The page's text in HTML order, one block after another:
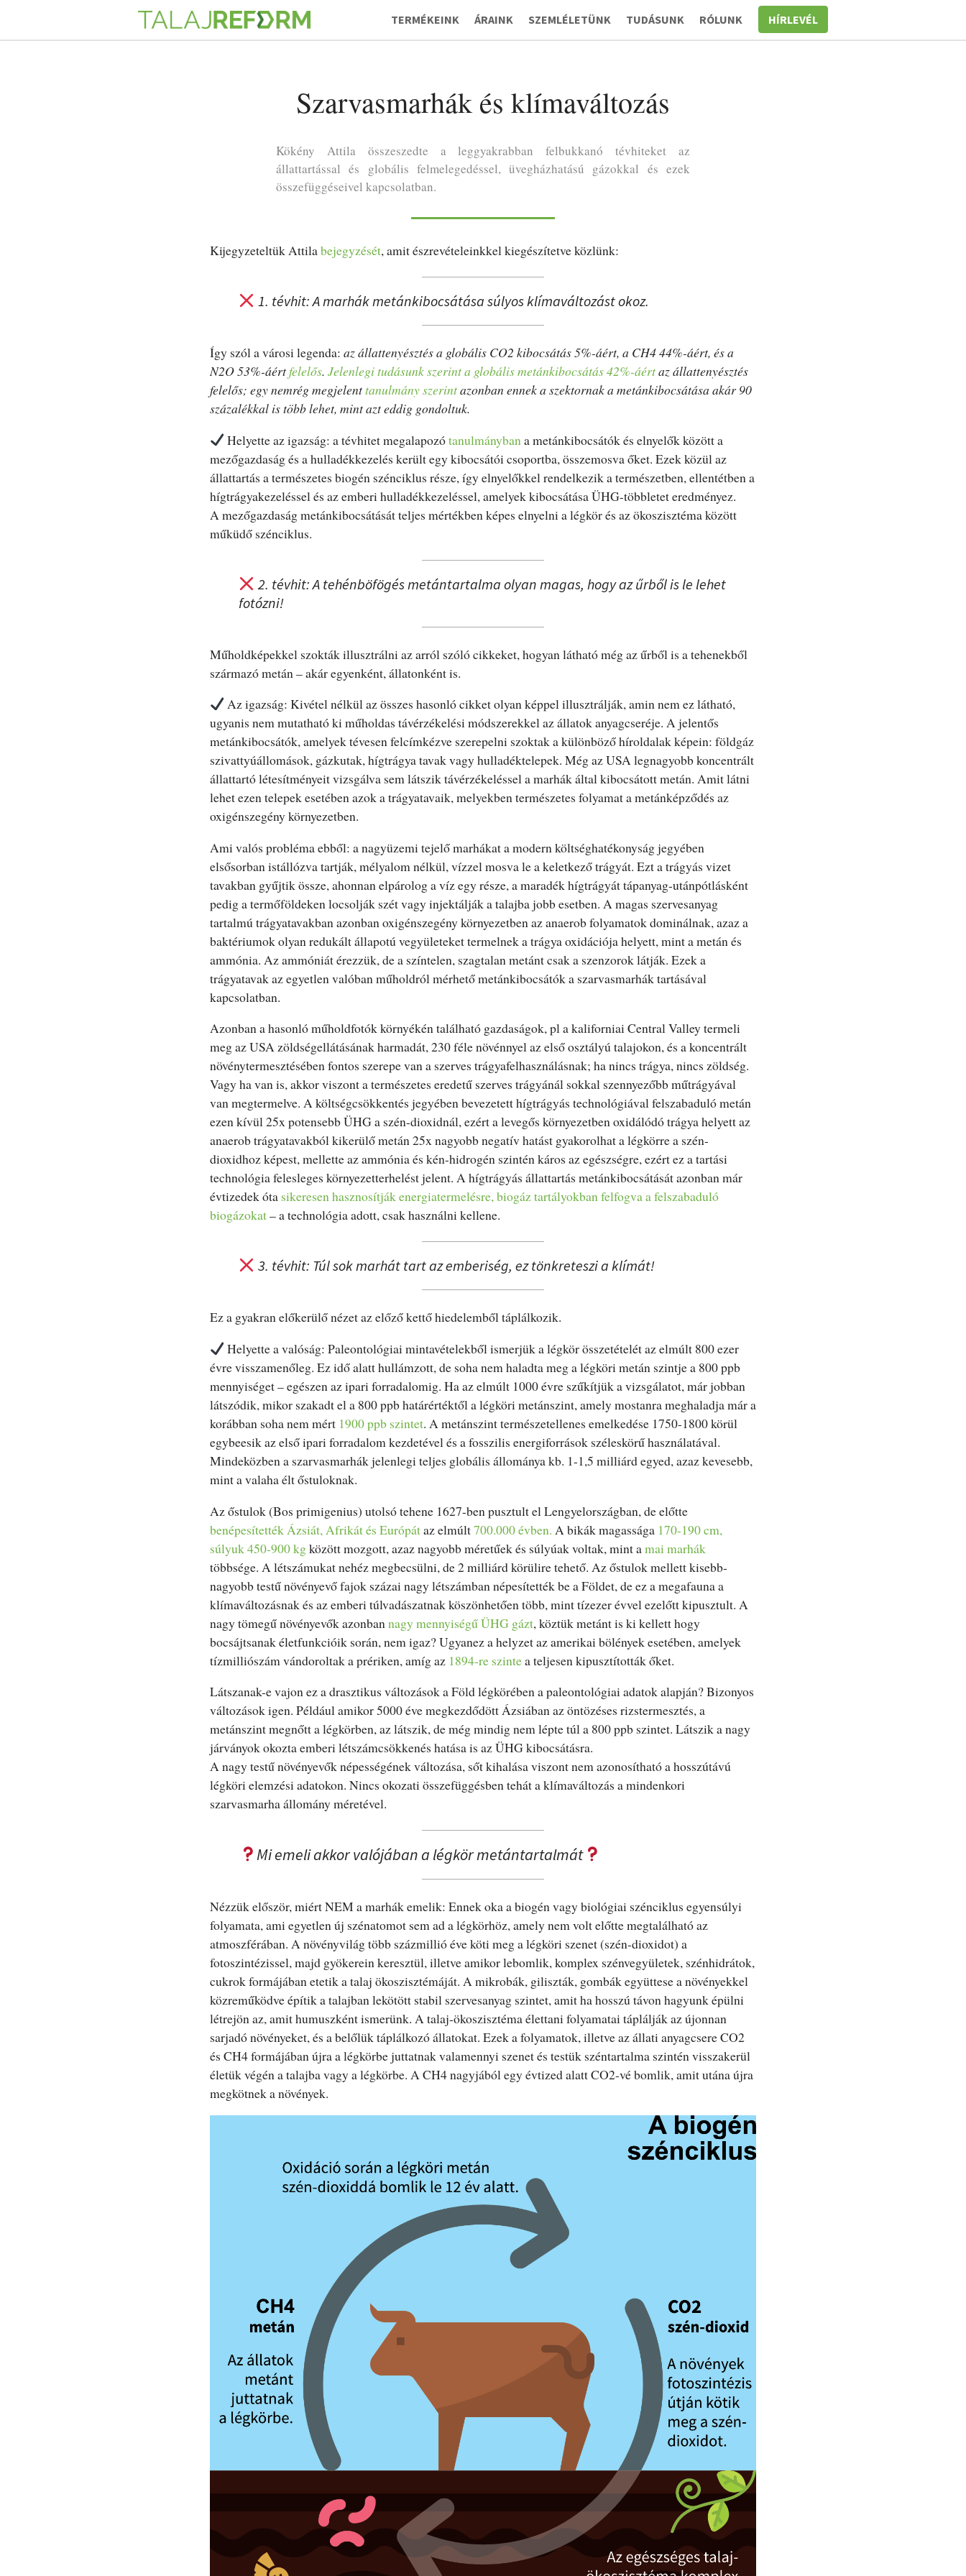
TERMÉKEINK
ÁRAINK SZEMLÉLETÜNK TUDÁSUNK RÓLUNK HÍRLEVÉL
Szarvasmarhák és klímaváltozás
Kökény Attila összeszedte a leggyakrabban felbukkanó tévhiteket az
állattartással és globális felmelegedéssel, üvegházhatású gázokkal és ezek
összefüggéseivel kapcsolatban.
Kijegyzeteltük Attilabejegyzését, amit észrevételeinkkel kiegészítetve közlünk:
1. tévhit: A marhák metánkibocsátása súlyos klímaváltozást okoz.
Így szól a városi legenda: az állattenyésztés a globális CO2 kibocsátás 5%-áért, a CH4 44%-áért, és a
N2O 53%-áértfelelős. Jelenlegi tudásunk szerint a globális metánkibocsátás 42%-áértaz állattenyésztés
felelős; egy nemrég megjelenttanulmány szerintazonban ennek a szektornak a metánkibocsátása akár 90
százalékkal is több lehet, mint azt eddig gondoltuk.
Helyette az igazság: a tévhitet megalapozótanulmányban a metánkibocsátók és elnyelők között a
mezőgazdaság és a hulladékkezelés került egy kibocsátói csoportba, összemosva őket. Ezek közül az
állattartás a természetes biogén szénciklus része, így elnyelőkkel rendelkezik a természetben, ellentétben a
hígtrágyakezeléssel és az emberi hulladékkezeléssel, amelyek kibocsátása ÜHG-többletet eredményez.
A mezőgazdaság metánkibocsátását teljes mértékben képes elnyelni a légkör és az ökoszisztéma között
műküdő szénciklus.
2. tévhit: A tehénböfögés metántartalma olyan magas, hogy az űrből is le lehet
fotózni!
Műholdképekkel szokták illusztrálni az arról szóló cikkeket, hogyan látható még az űrből is a tehenekből
származó metán – akár egyenként, állatonként is.
Az igazság: Kivétel nélkül az összes hasonló cikket olyan képpel illusztrálják, amin nem ez látható,
ugyanis nem mutatható ki műholdas távérzékelési módszerekkel az állatok anyagcseréje. A jelentős
metánkibocsátók, amelyek tévesen felcímkézve szerepelni szoktak a különböző híroldalak képein: földgáz
szivattyúállomások, gázkutak, hígtrágya tavak vagy hulladéktelepek. Még az USA legnagyobb koncentrált
állattartó létesítményeit vizsgálva sem látszik távérzékeléssel a marhák által kibocsátott metán. Amit látni
lehet ezen telepek esetében azok a trágyatavaik, melyekben természetes folyamat a metánképződés az
oxigénszegény környezetben.
Ami valós probléma ebből: a nagyüzemi tejelő marhákat a modern költséghatékonyság jegyében
elsősorban istállózva tartják, mélyalom nélkül, vízzel mosva le a keletkező trágyát. Ezt a trágyás vizet
tavakban gyűjtik össze, ahonnan elpárolog a víz egy része, a maradék hígtrágyát tápanyag-utánpótlásként
pedig a termőföldeken locsolják szét vagy injektálják a talajba jobb esetben. A magas szervesanyag
tartalmú trágyatavakban azonban oxigénszegény környezetben az anaerob folyamatok dominálnak, azaz a
baktériumok olyan redukált állapotú vegyületeket termelnek a trágya oxidációja helyett, mint a metán és
ammónia. Az ammóniát érezzük, de a színtelen, szagtalan metánt csak a szenzorok látják. Ezek a
trágyatavak az egyetlen valóban műholdról mérhető metánkibocsátók a szarvasmarhák tartásával
kapcsolatban.
Azonban a hasonló műholdfotók környékén található gazdaságok, pl a kaliforniai Central Valley termeli
meg az USA zöldségellátásának harmadát, 230 féle növénnyel az első osztályú talajokon, és a koncentrált
növénytermesztésében fontos szerepe van a szerves trágyafelhasználásnak; ha nincs trágya, nincs zöldség.
Vagy ha van is, akkor viszont a természetes eredetű szerves trágyánál sokkal szennyezőbb műtrágyával
van megtermelve. A költségcsökkentés jegyében bevezetett hígtrágyás technológiával felszabaduló metán
ezen kívül 25x potensebb ÜHG a szén-dioxidnál, ezért a levegős környezetben oxidálódó trágya helyett az
anaerob trágyatavakból kikerülő metán 25x nagyobb negatív hatást gyakorolhat a légkörre a szén-
dioxidhoz képest, mellette az ammónia és kén-hidrogén szintén káros az egészségre, ezért ez a tartási
technológia felesleges környezetterhelést jelent. A hígtrágyás állattartás metánkibocsátását azonban már
évtizedek óta sikeresen hasznosítják energiatermelésre, biogáz tartályokban felfogva a felszabaduló
biogázokat– a technológia adott, csak használni kellene.
3. tévhit: Túl sok marhát tart az emberiség, ez tönkreteszi a klímát!
Ez a gyakran előkerülő nézet az előző kettő hiedelemből táplálkozik.
Helyette a valóság: Paleontológiai mintavételekből ismerjük a légkör összetételét az elmúlt 800 ezer
évre visszamenőleg. Ez idő alatt hullámzott, de soha nem haladta meg a légköri metán szintje a 800 ppb
mennyiséget – egészen az ipari forradalomig. Ha az elmúlt 1000 évre szűkítjük a vizsgálatot, már jobban
látszódik, mikor szakadt el a 800 ppb határértéktől a légköri metánszint, amely mostanra meghaladja már a
korábban soha nem mért 1900 ppb szintet. A metánszint természetellenes emelkedése 1750-1800 körül
egybeesik az első ipari forradalom kezdetével és a fosszilis energiforrások széleskörű használatával.
Mindeközben a szarvasmarhák jelenlegi teljes globális állománya kb. 1-1,5 milliárd egyed, azaz kevesebb,
mint a valaha élt őstuloknak.
Az őstulok (Bos primigenius) utolsó tehene 1627-ben pusztult el Lengyelországban, de előtte
benépesítették Ázsiát, Afrikát és Európátaz elmúlt700.000 évben. A bikák magassága 170-190 cm,
súlyuk 450-900 kgközött mozgott, azaz nagyobb méretűek és súlyúak voltak, mint amai marhák
többsége. A létszámukat nehéz megbecsülni, de 2 milliárd körülire tehető. Az őstulok mellett kisebb-
nagyobb testű növényevő fajok százai nagy létszámban népesítették be a Földet, de ez a megafauna a
klímaváltozásnak és az emberi túlvadászatnak köszönhetően több, mint tízezer évvel ezelőtt kipusztult. A
nagy tömegű növényevők azonban nagy mennyiségű ÜHG gázt, köztük metánt is ki kellett hogy
bocsájtsanak életfunkcióik során, nem igaz? Ugyanez a helyzet az amerikai bölények esetében, amelyek
tízmilliószám vándoroltak a prériken, amíg az 1894-re szintea teljesen kipusztították őket.
Látszanak-e vajon ez a drasztikus változások a Föld légkörében a paleontológiai adatok alapján? Bizonyos
változások igen. Például amikor 5000 éve megkezdődött Ázsiában az öntözéses rizstermesztés, a
metánszint megnőtt a légkörben, az látszik, de még mindig nem lépte túl a 800 ppb szintet. Látszik a nagy
járványok okozta emberi létszámcsökkenés hatása is az ÜHG kibocsátásra.
A nagy testű növényevők népességének változása, sőt kihalása viszont nem azonosítható a hosszútávú
légköri elemzési adatokon. Nincs okozati összefüggésben tehát a klímaváltozás a mindenkori
szarvasmarha állomány méretével.
Mi emeli akkor valójában a légkör metántartalmát
Nézzük először, miért NEM a marhák emelik: Ennek oka a biogén vagy biológiai szénciklus egyensúlyi
folyamata, ami egyetlen új szénatomot sem ad a légkörhöz, amely nem volt előtte megtalálható az
atmoszférában. A növényvilág több százmillió éve köti meg a légköri szenet (szén-dioxidot) a
fotoszintézissel, majd gyökerein keresztül, illetve amikor lebomlik, komplex szénvegyületek, szénhidrátok,
cukrok formájában etetik a talaj ökoszisztémáját. A mikrobák, giliszták, gombák együttese a növényekkel
közreműködve építik a talajban lekötött stabil szervesanyag szintet, amit ha hosszú távon hagyunk épülni
létrejön az, amit humuszként ismerünk. A talaj-ökoszisztéma élettani folyamatai táplálják az újonnan
sarjadó növényeket, és a belőlük táplálkozó állatokat. Ezek a folyamatok, illetve az állati anyagcsere CO2
és CH4 formájában újra a légkörbe juttatnak valamennyi szenet és testük széntartalma szintén visszakerül
életük végén a talajba vagy a légkörbe. A CH4 nagyjából egy évtized alatt CO2-vé bomlik, amit utána újra
megkötnek a növények.